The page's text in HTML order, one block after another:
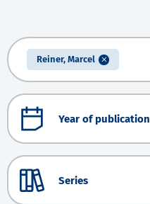
Reiner, Marcel
Year of publication
Series